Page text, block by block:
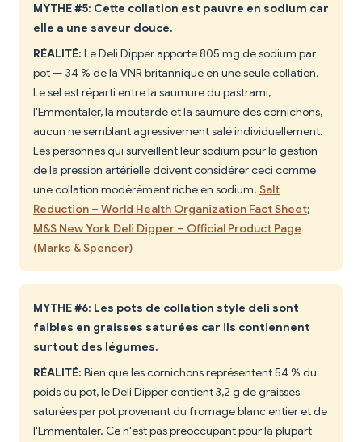
MYTHE #5: Cette collation est pauvre en sodium car
elle a une saveur douce.
RÉALITÉ: Le Deli Dipper apporte 805 mg de sodium par
pot — 34 % de la VNR britannique en une seule collation.
Le sel est réparti entre la saumure du pastrami,
l'Emmentaler, la moutarde et la saumure des cornichons,
aucun ne semblant agressivement salé individuellement.
Les personnes qui surveillent leur sodium pour la gestion
de la pression artérielle doivent considérer ceci comme
une collation modérément riche en sodium. Salt
Reduction – World Health Organization Fact Sheet;
M&S New York Deli Dipper – Official Product Page
(Marks & Spencer)
MYTHE #6: Les pots de collation style deli sont
faibles en graisses saturées car ils contiennent
surtout des légumes.
RÉALITÉ: Bien que les cornichons représentent 54 % du
poids du pot, le Deli Dipper contient 3,2 g de graisses
saturées par pot provenant du fromage blanc entier et de
l'Emmentaler. Ce n'est pas préoccupant pour la plupart